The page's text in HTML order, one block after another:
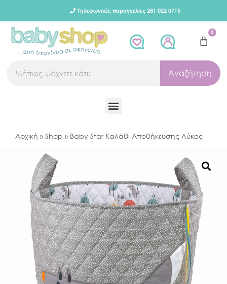
Τηλεφωνικές παραγγελίες 281 022 0715
0
Αναζήτηση
Αρχική » Shop » Baby Star Καλάθι Αποθήκευσης Λύκος